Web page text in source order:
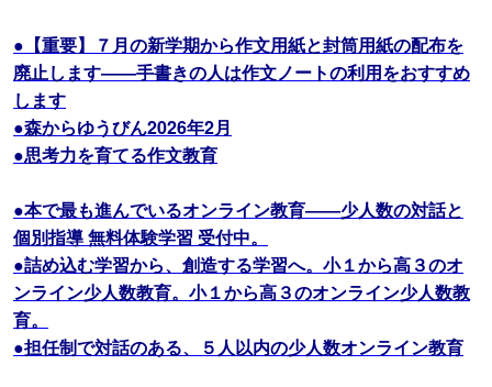
●【重要】７月の新学期から作文用紙と封筒用紙の配布を
廃止します――手書きの人は作文ノートの利用をおすすめ
します
●森からゆうびん2026年2月
●思考力を育てる作文教育
●本で最も進んでいるオンライン教育――少人数の対話と
個別指導 無料体験学習 受付中。
●詰め込む学習から、創造する学習へ。小１から高３のオ
ンライン少人数教育。小１から高３のオンライン少人数教
育。
●担任制で対話のある、５人以内の少人数オンライン教育